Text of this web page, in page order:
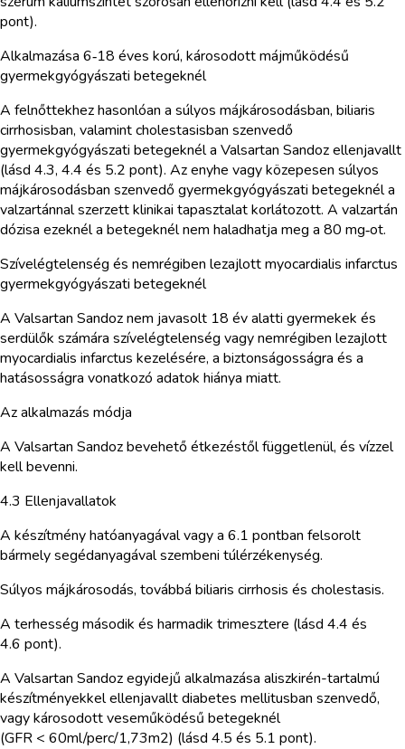
pont).
Alkalmazása 6‑18 éves korú, károsodott májműködésű
gyermekgyógyászati betegeknél
A felnőttekhez hasonlóan a súlyos májkárosodásban, biliaris
cirrhosisban, valamint cholestasisban szenvedő
gyermekgyógyászati betegeknél a Valsartan Sandoz ellenjavallt
(lásd 4.3, 4.4 és 5.2 pont). Az enyhe vagy közepesen súlyos
májkárosodásban szenvedő gyermekgyógyászati betegeknél a
valzartánnal szerzett klinikai tapasztalat korlátozott. A valzartán
dózisa ezeknél a betegeknél nem haladhatja meg a 80 mg‑ot.
Szívelégtelenség és nemrégiben lezajlott myocardialis infarctus
gyermekgyógyászati betegeknél
A Valsartan Sandoz nem javasolt 18 év alatti gyermekek és
serdülők számára szívelégtelenség vagy nemrégiben lezajlott
myocardialis infarctus kezelésére, a biztonságosságra és a
hatásosságra vonatkozó adatok hiánya miatt.
Az alkalmazás módja
A Valsartan Sandoz bevehető étkezéstől függetlenül, és vízzel
kell bevenni.
4.3 Ellenjavallatok
A készítmény hatóanyagával vagy a 6.1 pontban felsorolt
bármely segédanyagával szembeni túlérzékenység.
Súlyos májkárosodás, továbbá biliaris cirrhosis és cholestasis.
A terhesség második és harmadik trimesztere (lásd 4.4 és
4.6 pont).
A Valsartan Sandoz egyidejű alkalmazása aliszkirén-tartalmú
készítményekkel ellenjavallt diabetes mellitusban szenvedő,
vagy károsodott veseműködésű betegeknél
(GFR < 60ml/perc/1,73m2) (lásd 4.5 és 5.1 pont).